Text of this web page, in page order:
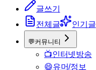
글쓰기
전체글
인기글
💬커뮤니티
📺인터넷방송
😄유머/정보